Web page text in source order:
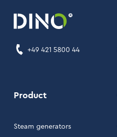
+49 421 5800 44
Product
Steam generators